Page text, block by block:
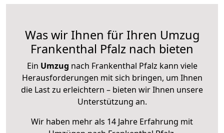
Was wir Ihnen für Ihren Umzug
Frankenthal Pfalz nach bieten
Ein Umzug nach Frankenthal Pfalz kann viele
Herausforderungen mit sich bringen, um Ihnen
die Last zu erleichtern – bieten wir Ihnen unsere
Unterstützung an.
Wir haben mehr als 14 Jahre Erfahrung mit